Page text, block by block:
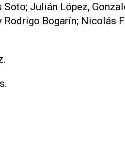
Julián López,
Bogarín; Nicolás